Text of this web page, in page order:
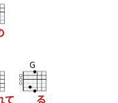
て
G
る